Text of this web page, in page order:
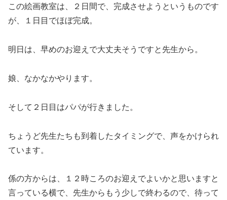
この絵画教室は、２日間で、完成させようというものです
が、１日目でほぼ完成。
明日は、早めのお迎えで大丈夫そうですと先生から。
娘、なかなかやります。
そして２日目はパパが行きました。
ちょうど先生たちも到着したタイミングで、声をかけられ
ています。
係の方からは、１２時ころのお迎えでよいかと思いますと
言っている横で、先生からもう少しで終わるので、待って